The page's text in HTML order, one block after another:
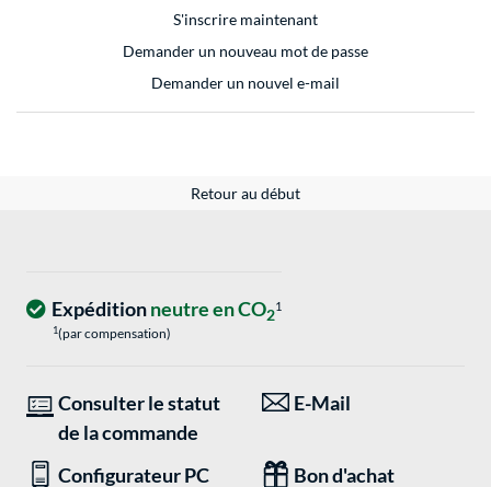
S'inscrire maintenant
Demander un nouveau mot de passe
Demander un nouvel e-mail
Retour au début
Expéditionneutre en CO21
1(par compensation)
Consulter le statut
de la commande
E-Mail
Configurateur PC Bon d'achat